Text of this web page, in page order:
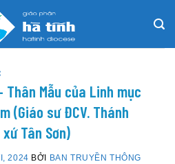
Thân Mẫu của Linh mục
(Giáo sư ĐCV. Thánh
Tân Sơn)
2024 BỞI BAN TRUYỀN THÔNG